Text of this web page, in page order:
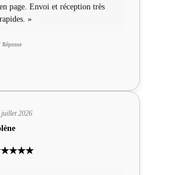
en page. Envoi et réception très
rapides. »
Réponse
juillet 2026